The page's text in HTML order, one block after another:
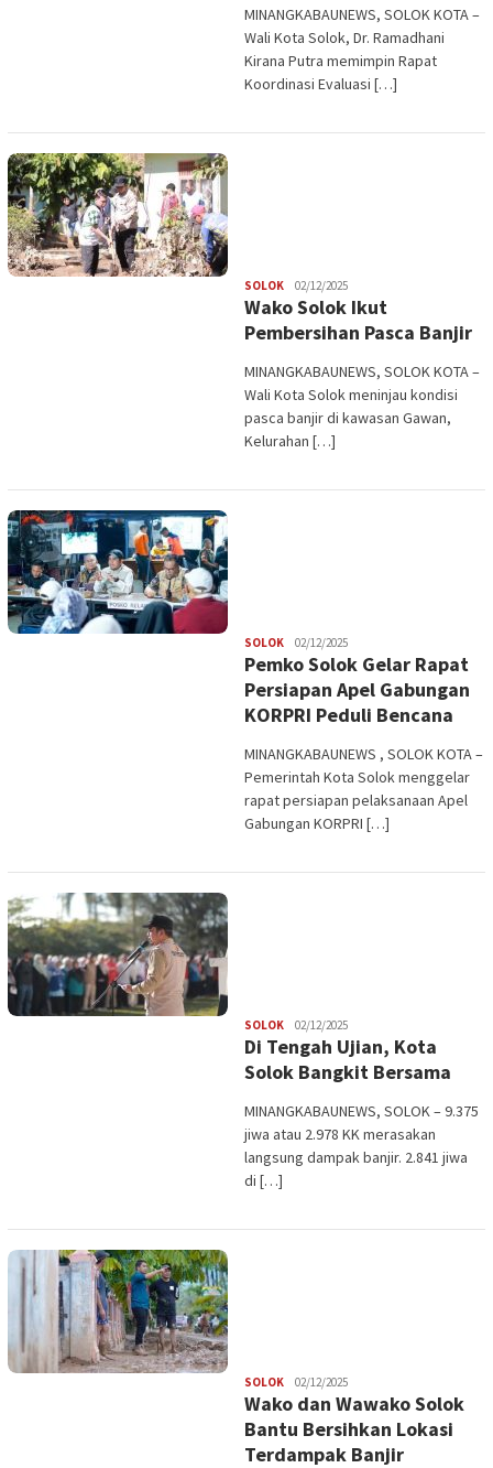
MINANGKABAUNEWS, SOLOK KOTA –
Wali Kota Solok, Dr. Ramadhani
Kirana Putra memimpin Rapat
Koordinasi Evaluasi […]
SOLOKRedaksi
02/12/2025
Wako Solok Ikut
Pembersihan Pasca Banjir
MINANGKABAUNEWS, SOLOK KOTA –
Wali Kota Solok meninjau kondisi
pasca banjir di kawasan Gawan,
Kelurahan […]
SOLOKRedaksi
02/12/2025
Pemko Solok Gelar Rapat
Persiapan Apel Gabungan
KORPRI Peduli Bencana
MINANGKABAUNEWS , SOLOK KOTA –
Pemerintah Kota Solok menggelar
rapat persiapan pelaksanaan Apel
Gabungan KORPRI […]
SOLOKRedaksi
02/12/2025
Di Tengah Ujian, Kota
Solok Bangkit Bersama
MINANGKABAUNEWS, SOLOK – 9.375
jiwa atau 2.978 KK merasakan
langsung dampak banjir. 2.841 jiwa
di […]
SOLOKRedaksi
02/12/2025
Wako dan Wawako Solok
Bantu Bersihkan Lokasi
Terdampak Banjir